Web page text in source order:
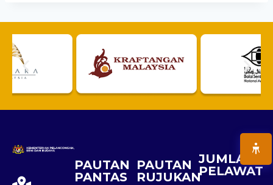
PAUTAN
PANTAS
PAUTAN
RUJUKAN
JUMLAH
PELAWAT